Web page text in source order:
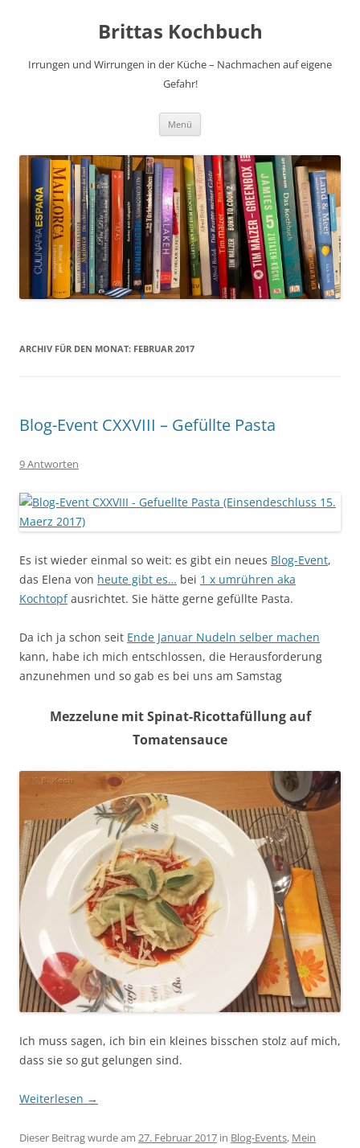
Brittas Kochbuch
Irrungen und Wirrungen in der Küche – Nachmachen auf eigene
Gefahr!
Menü
ARCHIV FÜR DEN MONAT: FEBRUAR 2017
Blog-Event CXXVIII – Gefüllte Pasta
9 Antworten
Es ist wieder einmal so weit: es gibt ein neues Blog-Event,
das Elena von heute gibt es… bei 1 x umrühren aka
Kochtopfausrichtet. Sie hätte gerne gefüllte Pasta.
Da ich ja schon seit Ende Januar Nudeln selber machen
kann, habe ich mich entschlossen, die Herausforderung
anzunehmen und so gab es bei uns am Samstag
Mezzelune mit Spinat-Ricottafüllung auf
Tomatensauce
Ich muss sagen, ich bin ein kleines bisschen stolz auf mich,
dass sie so gut gelungen sind.
Weiterlesen →
Dieser Beitrag wurde am 27. Februar 2017 in Blog-Events, Mein